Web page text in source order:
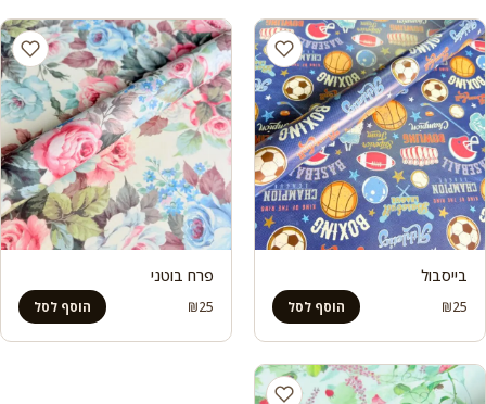
בייסבול
₪25 הוסף לסל
פרח בוטני
₪25 הוסף לסל